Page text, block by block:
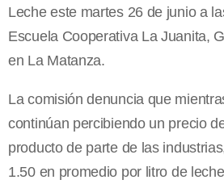
Leche este martes 26 de junio a
Escuela Cooperativa La Juanita,
en La Matanza.
La comisión denuncia que
continúan percibiendo un precio
producto de parte de las
1.50 en promedio por litro de